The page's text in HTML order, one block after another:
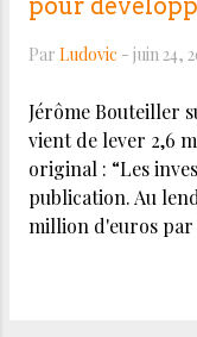
pour
Par Ludovic - juin 24,
Jérôme Bouteiller
vient de lever 2,6
original : “Les
publication. Au
million d'euros par
de contenu et de